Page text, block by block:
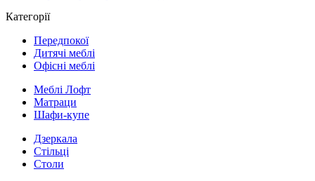
Категорії
Передпокої
Дитячі меблі
Офісні меблі
Меблі Лофт
Матраци
Шафи-купе
Дзеркала
Стільці
Столи